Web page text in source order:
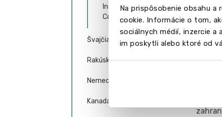
Na prispôsobenie obsahu
cookie. Informácie o tom,
sociálnych médií, inzercie
im poskytli alebo ktoré od
Independent VI Form
Colleges
Švajčiarsko
Rakúsko
Nemecko
Kanada
kurty,